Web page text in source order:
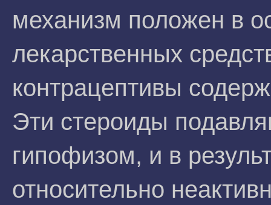
механизм положен в
лекарственных
контрацептивы
Эти стероиды
гипофизом, и в
относительно